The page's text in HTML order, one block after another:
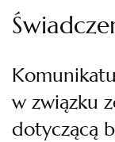
w związku
dotyczącą